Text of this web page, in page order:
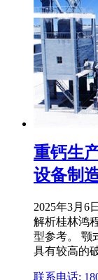
重钙生
设备制
2025年3月6
解析桂林鸿
型参考。 颚
具有较高的
联系电话: